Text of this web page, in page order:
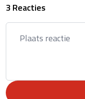
3 Reacties